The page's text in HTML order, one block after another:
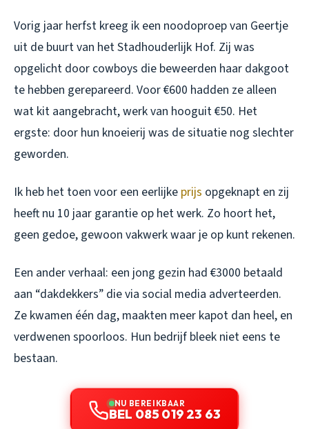
Vorig jaar herfst kreeg ik een noodoproep van Geertje
uit de buurt van het Stadhouderlijk Hof. Zij was
opgelicht door cowboys die beweerden haar dakgoot
te hebben gerepareerd. Voor €600 hadden ze alleen
wat kit aangebracht, werk van hooguit €50. Het
ergste: door hun knoeierij was de situatie nog slechter
geworden.
Ik heb het toen voor een eerlijke prijs opgeknapt en zij
heeft nu 10 jaar garantie op het werk. Zo hoort het,
geen gedoe, gewoon vakwerk waar je op kunt rekenen.
Een ander verhaal: een jong gezin had €3000 betaald
aan “dakdekkers” die via social media adverteerden.
Ze kwamen één dag, maakten meer kapot dan heel, en
verdwenen spoorloos. Hun bedrijf bleek niet eens te
bestaan.
NU BEREIKBAAR
BEL 085 019 23 63